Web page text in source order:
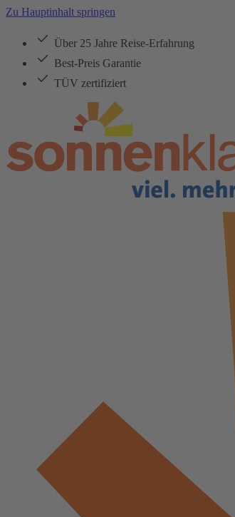
Zu Hauptinhalt springen
Über 25 Jahre Reise-Erfahrung
Best-Preis Garantie
TÜV zertifiziert